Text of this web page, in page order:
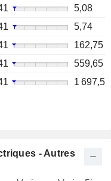
5,08
5,74
162,75
559,65
1 697,5
- Autres